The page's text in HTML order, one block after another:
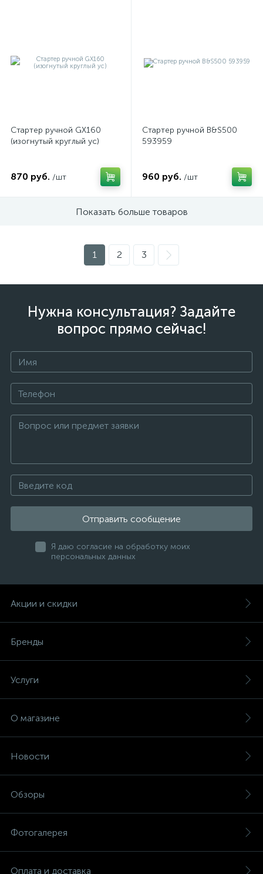
Стартер ручной GX160
(изогнутый круглый ус)
870 руб. /шт
Стартер ручной B&S500
593959
960 руб. /шт
Показать больше товаров
1 2 3
Нужна консультация? Задайте
вопрос прямо сейчас!
Отправить сообщение
Я даю согласие на обработку моих
персональных данных
Акции и скидки
Бренды
Услуги
О магазине
Новости
Обзоры
Фотогалерея
Оплата и доставка